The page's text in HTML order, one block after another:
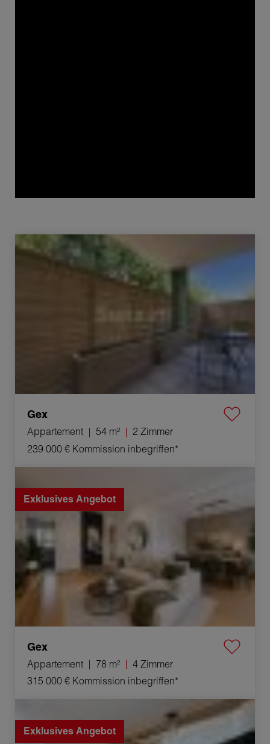
Verkauf Appartement Gex 2 Zimmer 54 m²
Gex
Appartement 54 m²
2 Zimmer
239 000 € Kommission inbegriffen*
Exklusives Angebot
Gex
Appartement 78 m²
4 Zimmer
315 000 € Kommission inbegriffen*
Verkauf Appartement Prévessin-Moëns 3 Zimmer 72 m²
Exklusives Angebot